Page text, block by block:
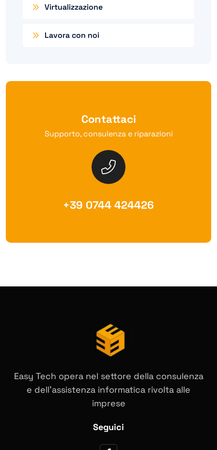
Virtualizzazione
Lavora con noi
Contattaci
Supporto, consulenza e riparazioni
+39 0744 424426
Easy Tech opera nel settore della consulenza
e dell’assistenza informatica rivolta alle
imprese
Seguici